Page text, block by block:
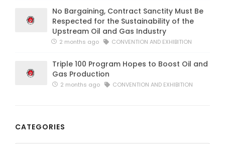
No Bargaining, Contract Sanctity Must Be
Respected for the Sustainability of the
Upstream Oil and Gas Industry
2 months ago CONVENTION AND EXHIBITION
Triple 100 Program Hopes to Boost Oil and
Gas Production
2 months ago CONVENTION AND EXHIBITION
CATEGORIES